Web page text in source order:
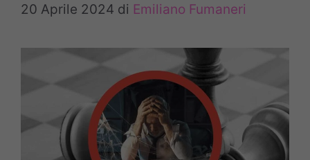
20 Aprile 2024 di Emiliano Fumaneri